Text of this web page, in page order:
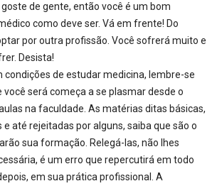
de gente, então você é um bom
como deve ser. Vá em frente! Do
por outra profissão. Você sofrerá muito e
Desista!
condições de estudar medicina, lembre-se
você será começa a se plasmar desde o
na faculdade. As matérias ditas básicas,
até rejeitadas por alguns, saiba que são o
sua formação. Relegá-las, não lhes
é um erro que repercutirá em todo
em sua prática profissional. A